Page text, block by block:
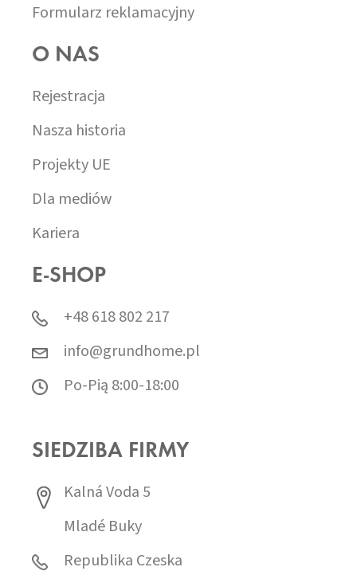
Formularz reklamacyjny
O NAS
Rejestracja
Nasza historia
Projekty UE
Dla mediów
Kariera
E-SHOP
+48 618 802 217
info@grundhome.pl
Po-Pią 8:00-18:00
SIEDZIBA FIRMY
Kalná Voda 5
Mladé Buky
Republika Czeska